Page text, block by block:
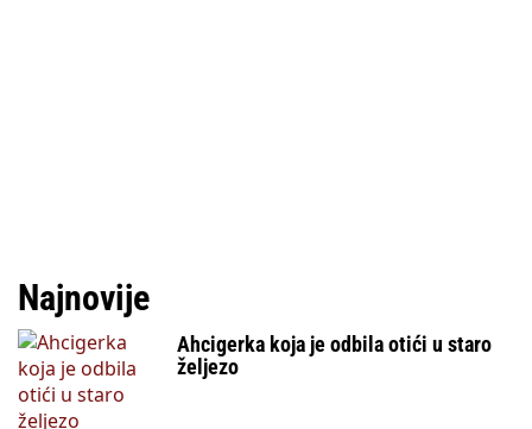
Najnovije
Ahcigerka koja je odbila otići u staro
željezo